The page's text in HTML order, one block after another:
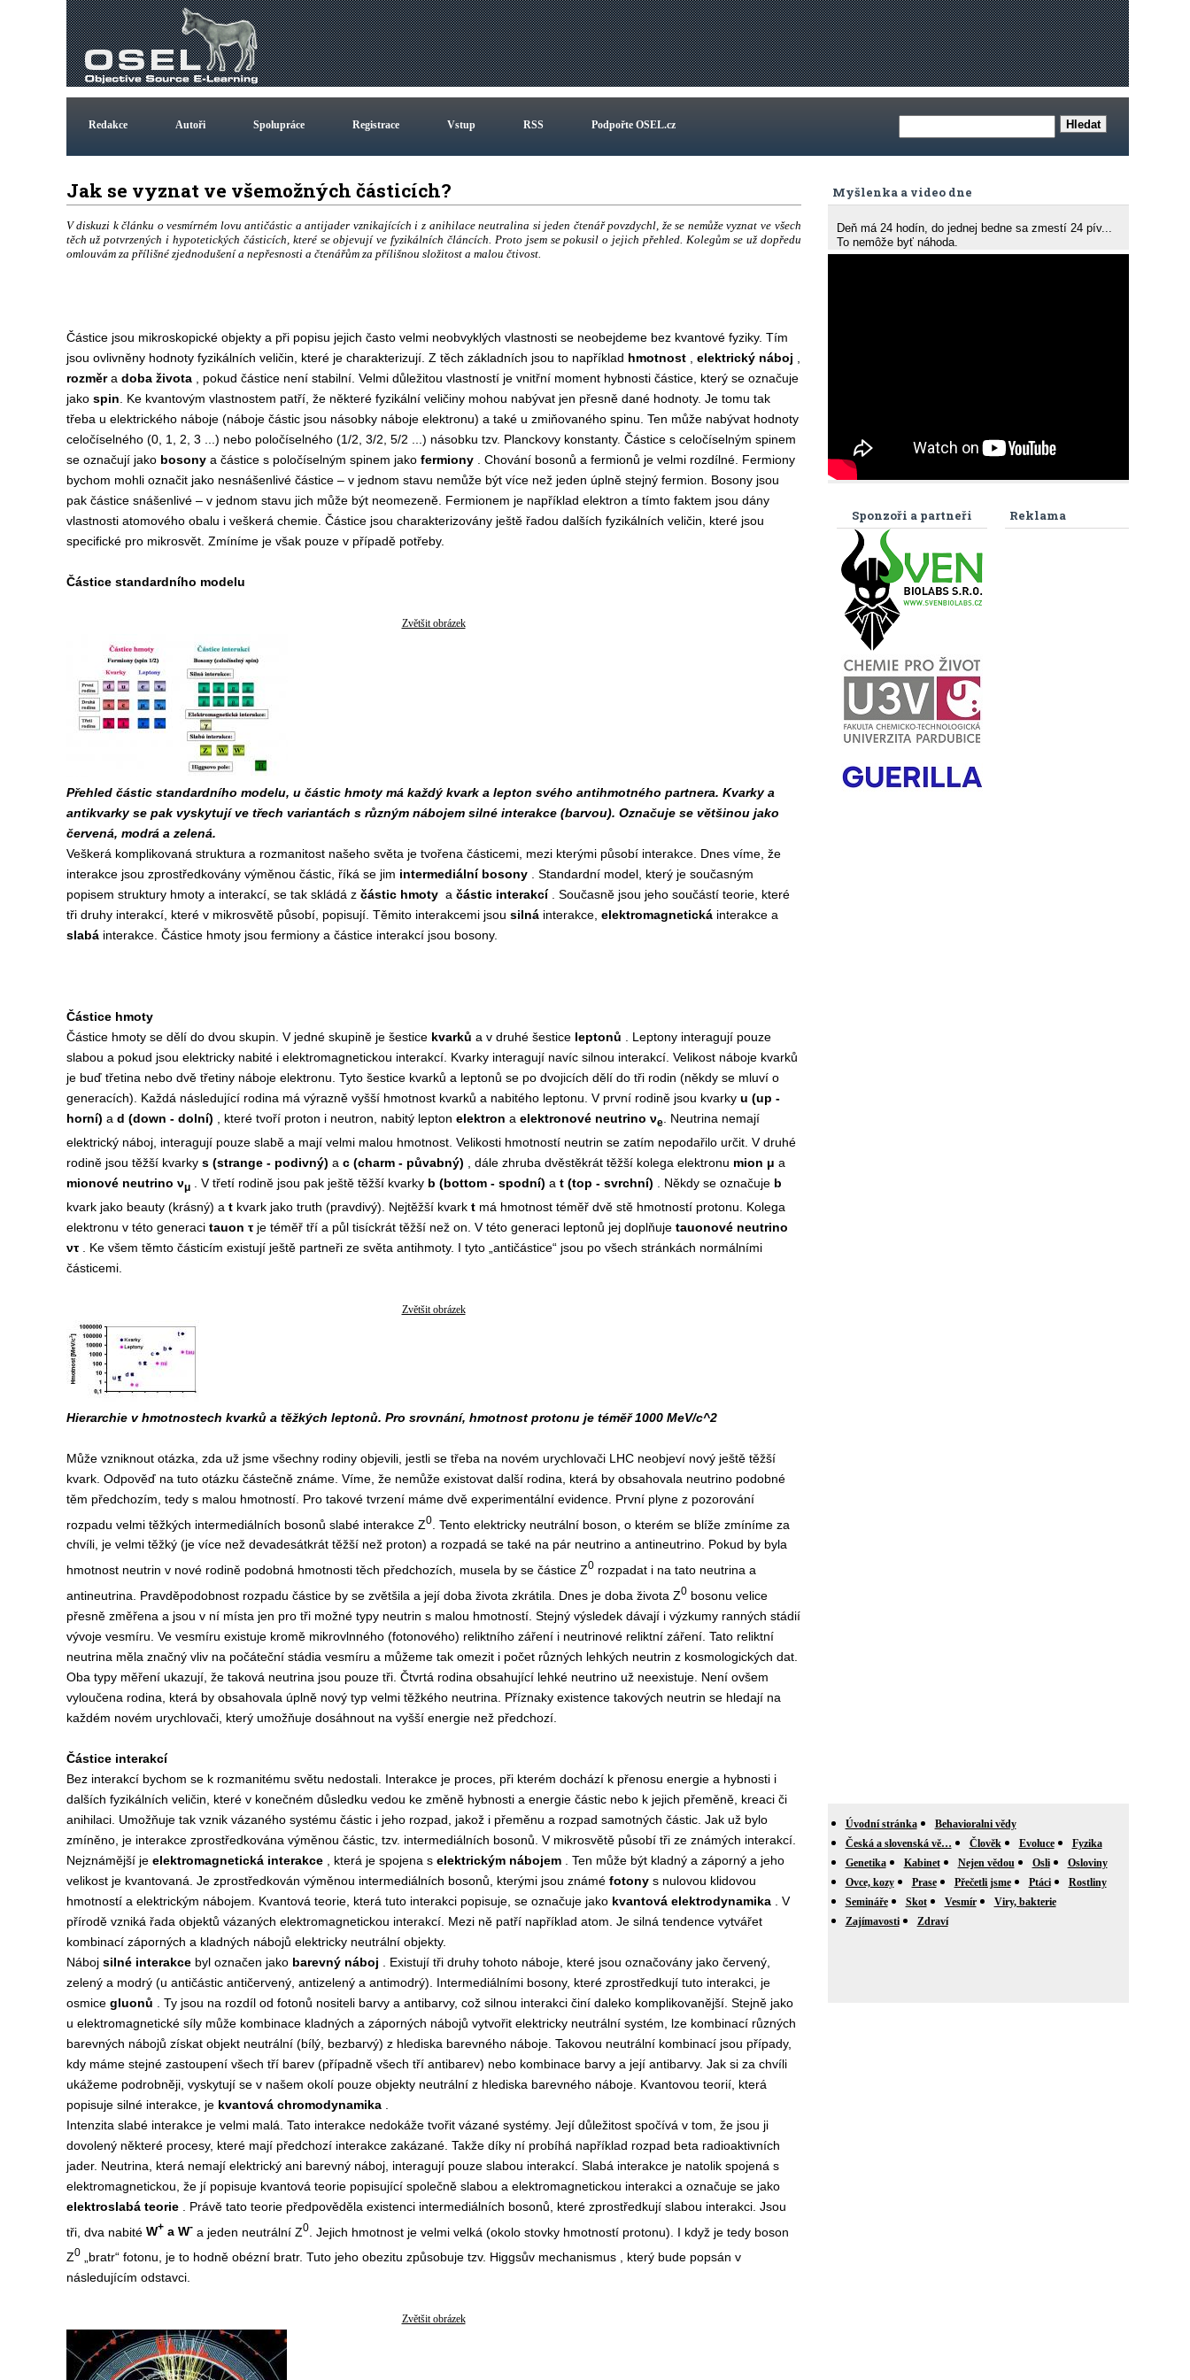
Redakce Autoři Spolupráce Registrace Vstup RSS Podpořte OSEL.cz
Jak se vyznat ve všemožných částicích?
V diskuzi k článku o vesmírném lovu antičástic a antijader vznikajících i z anihilace neutralina si jeden čtenář povzdychl, že se nemůže vyznat ve všech
těch už potvrzených i hypotetických částicích, které se objevují ve fyzikálních článcích. Proto jsem se pokusil o jejich přehled. Kolegům se už dopředu
omlouvám za přílišné zjednodušení a nepřesnosti a čtenářům za přílišnou složitost a malou čtivost.
Částice jsou mikroskopické objekty a při popisu jejich často velmi neobvyklých vlastnosti se neobejdeme bez kvantové fyziky. Tím
jsou ovlivněny hodnoty fyzikálních veličin, které je charakterizují. Z těch základních jsou to například hmotnost elektrický náboj
rozměra doba života
, pokud částice není stabilní. Velmi důležitou vlastností je vnitřní moment hybnosti částice, který se označuje
jako spin . Ke kvantovým vlastnostem patří, že některé fyzikální veličiny mohou nabývat jen přesně dané hodnoty. Je tomu tak
třeba u elektrického náboje (náboje částic jsou násobky náboje elektronu) a také u zmiňovaného spinu. Ten může nabývat hodnoty
celočíselného (0, 1, 2, 3 ...) nebo poločíselného (1/2, 3/2, 5/2 ...) násobku tzv. Planckovy konstanty. Částice s celočíselným spinem
se označují jako bosony a částice s poločíselným spinem jako fermiony
. Chování bosonů a fermionů je velmi rozdílné. Fermiony
bychom mohli označit jako nesnášenlivé částice – v jednom stavu nemůže být více než jeden úplně stejný fermion. Bosony jsou
pak částice snášenlivé – v jednom stavu jich může být neomezeně. Fermionem je například elektron a tímto faktem jsou dány
vlastnosti atomového obalu i veškerá chemie. Částice jsou charakterizovány ještě řadou dalších fyzikálních veličin, které jsou
specifické pro mikrosvět. Zmíníme je však pouze v případě potřeby.
Částice standardního modelu
Zvětšit obrázek
Přehled částic standardního modelu, u částic hmoty má každý kvark a lepton svého antihmotného partnera. Kvarky a
antikvarky se pak vyskytují ve třech variantách s různým nábojem silné interakce (barvou). Označuje se většinou jako
červená, modrá a zelená.
Veškerá komplikovaná struktura a rozmanitost našeho světa je tvořena částicemi, mezi kterými působí interakce. Dnes víme, že
interakce jsou zprostředkovány výměnou částic, říká se jim intermediální bosony
. Standardní model, který je současným
popisem struktury hmoty a interakcí, se tak skládá z částic hmotya částic interakcí
. Současně jsou jeho součástí teorie, které
tři druhy interakcí, které v mikrosvětě působí, popisují. Těmito interakcemi jsou silná interakce, elektromagnetická interakce a
slabá interakce. Částice hmoty jsou fermiony a částice interakcí jsou bosony.
Částice hmoty
Částice hmoty se dělí do dvou skupin. V jedné skupině je šestice kvarků a v druhé šestice leptonů
. Leptony interagují pouze
slabou a pokud jsou elektricky nabité i elektromagnetickou interakcí. Kvarky interagují navíc silnou interakcí. Velikost náboje kvarků
je buď třetina nebo dvě třetiny náboje elektronu. Tyto šestice kvarků a leptonů se po dvojicích dělí do tři rodin (někdy se mluví o
generacích). Každá následující rodina má výrazně vyšší hmotnost kvarků a nabitého leptonu. V první rodině jsou kvarky u (up -
horní) a d (down - dolní) , které tvoří proton i neutron, nabitý lepton elektron a elektronové neutrino νe
. Neutrina nemají
elektrický náboj, interagují pouze slabě a mají velmi malou hmotnost. Velikosti hmotností neutrin se zatím nepodařilo určit. V druhé
rodině jsou těžší kvarky s (strange - podivný) a c (charm - půvabný) , dále zhruba dvěstěkrát těžší kolega elektronu mion μ a
mionové neutrino νμ . V třetí rodině jsou pak ještě těžší kvarky b (bottom - spodní) a t (top - svrchní) . Někdy se označuje b
kvark jako beauty (krásný) a t kvark jako truth (pravdivý). Nejtěžší kvark t má hmotnost téměř dvě stě hmotností protonu. Kolega
elektronu v této generaci tauon τje téměř tří a půl tisíckrát těžší než on. V této generaci leptonů jej doplňuje tauonové neutrino
ντ
. Ke všem těmto částicím existují ještě partneři ze světa antihmoty. I tyto „antičástice“ jsou po všech stránkách normálními
částicemi.
Zvětšit obrázek
Hierarchie v hmotnostech kvarků a těžkých leptonů. Pro srovnání, hmotnost protonu je téměř 1000 MeV/c^2
Může vzniknout otázka, zda už jsme všechny rodiny objevili, jestli se třeba na novém urychlovači LHC neobjeví nový ještě těžší
kvark. Odpověď na tuto otázku částečně známe. Víme, že nemůže existovat další rodina, která by obsahovala neutrino podobné
těm předchozím, tedy s malou hmotností. Pro takové tvrzení máme dvě experimentální evidence. První plyne z pozorování
rozpadu velmi těžkých intermediálních bosonů slabé interakce Z0. Tento elektricky neutrální boson, o kterém se blíže zmíníme za
chvíli, je velmi těžký (je více než devadesátkrát těžší než proton) a rozpadá se také na pár neutrino a antineutrino. Pokud by byla
hmotnost neutrin v nové rodině podobná hmotnosti těch předchozích, musela by se částice Z0rozpadat i na tato neutrina a
antineutrina. Pravděpodobnost rozpadu částice by se zvětšila a její doba života zkrátila. Dnes je doba života Z0bosonu velice
přesně změřena a jsou v ní místa jen pro tři možné typy neutrin s malou hmotností. Stejný výsledek dávají i výzkumy ranných stádií
vývoje vesmíru. Ve vesmíru existuje kromě mikrovlnného (fotonového) reliktního záření i neutrinové reliktní záření. Tato reliktní
neutrina měla značný vliv na počáteční stádia vesmíru a můžeme tak omezit i počet různých lehkých neutrin z kosmologických dat.
Oba typy měření ukazují, že taková neutrina jsou pouze tři. Čtvrtá rodina obsahující lehké neutrino už neexistuje. Není ovšem
vyloučena rodina, která by obsahovala úplně nový typ velmi těžkého neutrina. Příznaky existence takových neutrin se hledají na
každém novém urychlovači, který umožňuje dosáhnout na vyšší energie než předchozí.
Částice interakcí
Bez interakcí bychom se k rozmanitému světu nedostali. Interakce je proces, při kterém dochází k přenosu energie a hybnosti i
dalších fyzikálních veličin, které v konečném důsledku vedou ke změně hybnosti a energie částic nebo k jejich přeměně, kreaci či
anihilaci. Umožňuje tak vznik vázaného systému částic i jeho rozpad, jakož i přeměnu a rozpad samotných částic. Jak už bylo
zmíněno, je interakce zprostředkována výměnou částic, tzv. intermediálních bosonů. V mikrosvětě působí tři ze známých interakcí.
Nejznámější je elektromagnetická interakce , která je spojena s elektrickým nábojem
. Ten může být kladný a záporný a jeho
velikost je kvantovaná. Je zprostředkován výměnou intermediálních bosonů, kterými jsou známé fotony s nulovou klidovou
hmotností a elektrickým nábojem. Kvantová teorie, která tuto interakci popisuje, se označuje jako kvantová elektrodynamika
. V
přírodě vzniká řada objektů vázaných elektromagnetickou interakcí. Mezi ně patří například atom. Je silná tendence vytvářet
kombinací záporných a kladných nábojů elektricky neutrální objekty.
Náboj silné interakce byl označen jako barevný náboj
. Existují tři druhy tohoto náboje, které jsou označovány jako červený,
zelený a modrý (u antičástic antičervený, antizelený a antimodrý). Intermediálními bosony, které zprostředkují tuto interakci, je
osmice gluonů
. Ty jsou na rozdíl od fotonů nositeli barvy a antibarvy, což silnou interakci činí daleko komplikovanější. Stejně jako
u elektromagnetické síly může kombinace kladných a záporných nábojů vytvořit elektricky neutrální systém, lze kombinací různých
barevných nábojů získat objekt neutrální (bílý, bezbarvý) z hlediska barevného náboje. Takovou neutrální kombinací jsou případy,
kdy máme stejné zastoupení všech tří barev (případně všech tří antibarev) nebo kombinace barvy a její antibarvy. Jak si za chvíli
ukážeme podrobněji, vyskytují se v našem okolí pouze objekty neutrální z hlediska barevného náboje. Kvantovou teorií, která
popisuje silné interakce, je kvantová chromodynamika
Intenzita slabé interakce je velmi malá. Tato interakce nedokáže tvořit vázané systémy. Její důležitost spočívá v tom, že jsou ji
dovolený některé procesy, které mají předchozí interakce zakázané. Takže díky ní probíhá například rozpad beta radioaktivních
jader. Neutrina, která nemají elektrický ani barevný náboj, interagují pouze slabou interakcí. Slabá interakce je natolik spojená s
elektromagnetickou, že jí popisuje kvantová teorie popisující společně slabou a elektromagnetickou interakci a označuje se jako
elektroslabá teorie
. Právě tato teorie předpověděla existenci intermediálních bosonů, které zprostředkují slabou interakci. Jsou
tři, dva nabité W+a W-a jeden neutrální Z0. Jejich hmotnost je velmi velká (okolo stovky hmotností protonu). I když je tedy boson
Z0„bratr“ fotonu, je to hodně obézní bratr. Tuto jeho obezitu způsobuje tzv. Higgsův mechanismus , který bude popsán v
následujícím odstavci.
Zvětšit obrázek
Myšlenka a video dne
Deň má 24 hodín, do jednej bedne sa zmestí 24 pív...
To nemôže byť náhoda.
Reklama
Sponzoři a partneři
Úvodní stránka
Behavioralni vědy
Česká a slovenská vě…
Člověk Evoluce
Fyzika
Genetika
Kabinet Nejen vědou Osli
Osloviny
Ovce, kozy
Prase Přečetli jsme Ptáci
Rostliny
Semináře
Skot Vesmír
Viry, bakterie
Zajímavosti
Zdraví